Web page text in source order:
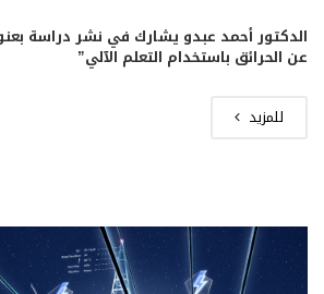
الدكتور أحمد عبدو يشارك في نشر دراسة
عن الحرائق باستخدام التعلم الآلي”
للمزيد